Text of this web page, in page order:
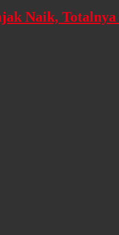
Naik,